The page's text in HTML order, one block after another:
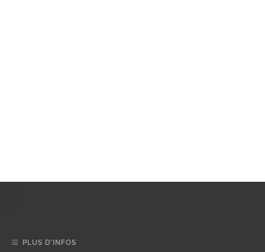
PLUS D’INFOS